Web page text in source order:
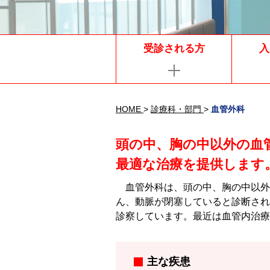
受診される方
HOME > 診療科・部門 > 血管外科
頭の中、胸の中以外の血
最適な治療を提供します
血管外科は、頭の中、胸の中以
ん、動脈が閉塞していると診断さ
診察しています。最近は血管内治
主な疾患